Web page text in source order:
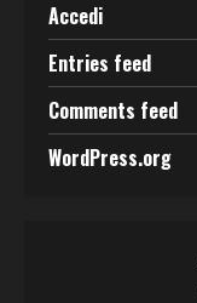
Accedi
Entries feed
Comments feed
WordPress.org